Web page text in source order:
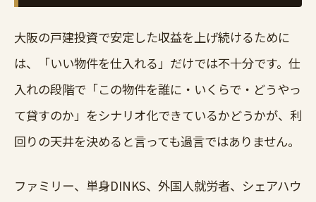
大阪の戸建投資で安定した収益を上げ続けるために
は、「いい物件を仕入れる」だけでは不十分です。仕
入れの段階で「この物件を誰に・いくらで・どうやっ
て貸すのか」をシナリオ化できているかどうかが、利
回りの天井を決めると言っても過言ではありません。
ファミリー、単身DINKS、外国人就労者、シェアハウ